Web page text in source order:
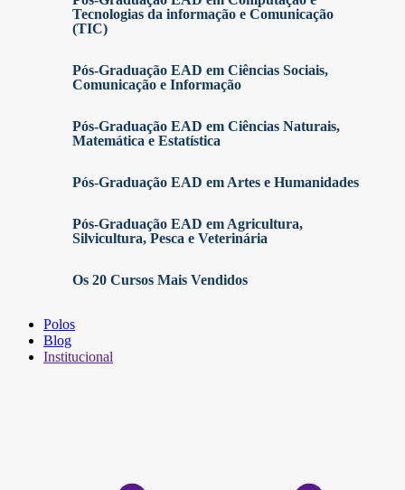
Tecnologias da informação e Comunicação
(TIC)
Pós-Graduação EAD em Ciências Sociais,
Comunicação e Informação
Pós-Graduação EAD em Ciências Naturais,
Matemática e Estatística
Pós-Graduação EAD em Artes e Humanidades
Pós-Graduação EAD em Agricultura,
Silvicultura, Pesca e Veterinária
Os 20 Cursos Mais Vendidos
Polos
Blog
Institucional